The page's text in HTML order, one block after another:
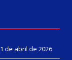
1 de abril de 2026